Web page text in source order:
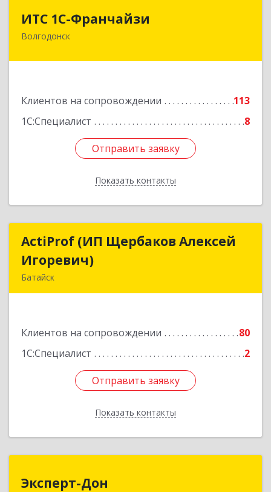
ИТС 1С-Франчайзи
Волгодонск
Клиентов на сопровождении
113
1С:Специалист
8
Отправить заявку
Показать контакты
ИТС 1С-Франчайзи
347380, Ростовская обл, Волгодонск г, Гагарина
Отправить заявку
Назад
ActiProf (ИП Щербаков Алексей
Игоревич)
Батайск
Клиентов на сопровождении
80
1С:Специалист
2
Отправить заявку
Показать контакты
ActiProf (ИП Щербаков Алексей
Подробнее
Отправить заявку
Назад
Эксперт-Дон